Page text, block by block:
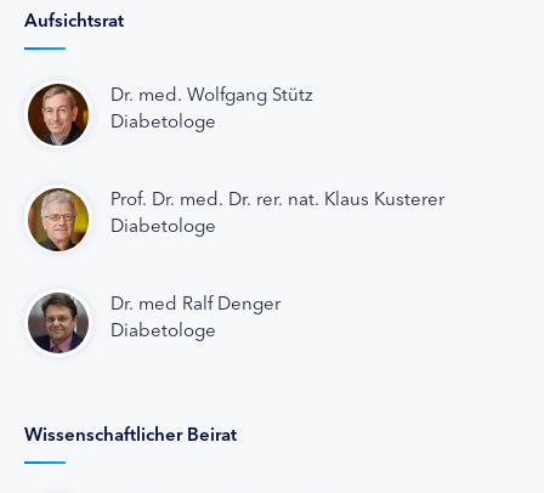
Aufsichtsrat
Dr. med. Wolfgang Stütz
Diabetologe
Prof. Dr. med. Dr. rer. nat. Klaus Kusterer
Diabetologe
Dr. med Ralf Denger
Diabetologe
Wissenschaftlicher Beirat